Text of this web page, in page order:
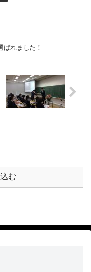
ばれました！
む